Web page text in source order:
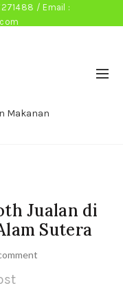
/ Email :
Makanan
Jualan di
Sutera